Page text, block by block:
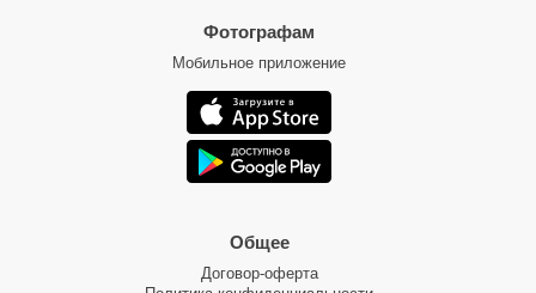
Фотографам
Мобильное приложение
Общее
Договор-оферта